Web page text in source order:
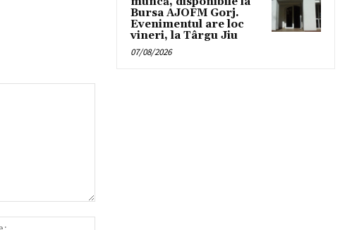
Bursa AJOFM Gorj.
Evenimentul are loc
vineri, la Târgu Jiu
07/08/2026